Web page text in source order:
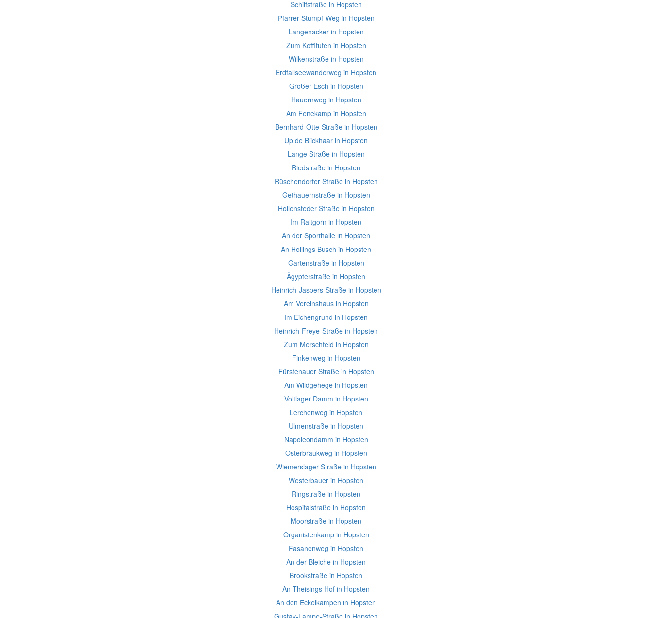
Schilfstraße in Hopsten
Pfarrer-Stumpf-Weg in Hopsten
Langenacker in Hopsten
Zum Koffituten in Hopsten
Wilkenstraße in Hopsten
Erdfallseewanderweg in Hopsten
Großer Esch in Hopsten
Hauernweg in Hopsten
Am Fenekamp in Hopsten
Bernhard-Otte-Straße in Hopsten
Up de Blickhaar in Hopsten
Lange Straße in Hopsten
Riedstraße in Hopsten
Rüschendorfer Straße in Hopsten
Gethauernstraße in Hopsten
Hollensteder Straße in Hopsten
Im Raitgorn in Hopsten
An der Sporthalle in Hopsten
An Hollings Busch in Hopsten
Gartenstraße in Hopsten
Ägypterstraße in Hopsten
Heinrich-Jaspers-Straße in Hopsten
Am Vereinshaus in Hopsten
Im Eichengrund in Hopsten
Heinrich-Freye-Straße in Hopsten
Zum Merschfeld in Hopsten
Finkenweg in Hopsten
Fürstenauer Straße in Hopsten
Am Wildgehege in Hopsten
Voltlager Damm in Hopsten
Lerchenweg in Hopsten
Ulmenstraße in Hopsten
Napoleondamm in Hopsten
Osterbraukweg in Hopsten
Wiemerslager Straße in Hopsten
Westerbauer in Hopsten
Ringstraße in Hopsten
Hospitalstraße in Hopsten
Moorstraße in Hopsten
Organistenkamp in Hopsten
Fasanenweg in Hopsten
An der Bleiche in Hopsten
Brookstraße in Hopsten
An Theisings Hof in Hopsten
An den Eckelkämpen in Hopsten
Gustav-Lampe-Straße in Hopsten